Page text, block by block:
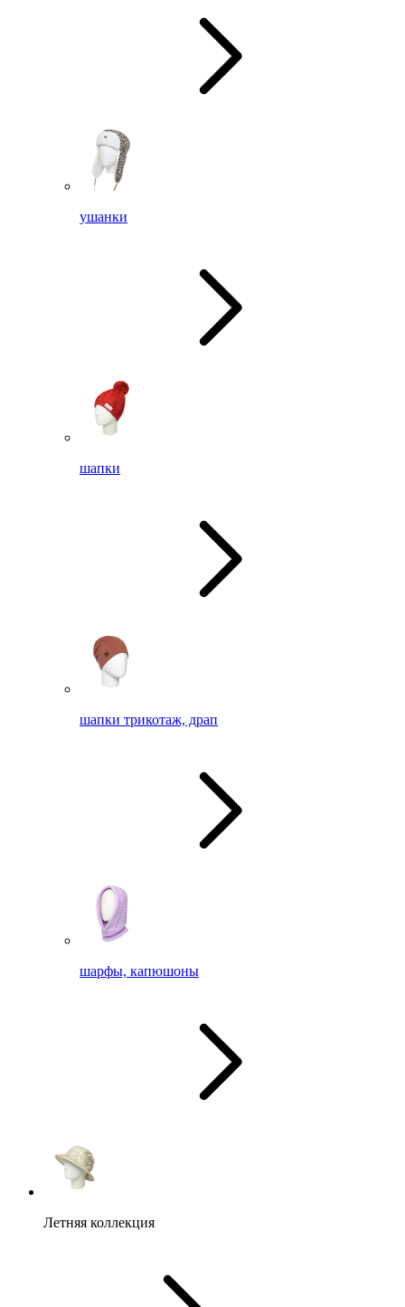
ушанки
шапки
шапки трикотаж, драп
шарфы, капюшоны
Летняя коллекция